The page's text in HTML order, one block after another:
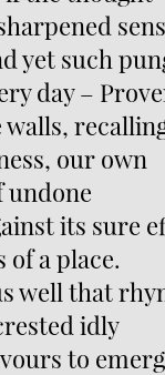
yet such
day –
walls,
our own
undone
its sure
a place.
well that
idly
to